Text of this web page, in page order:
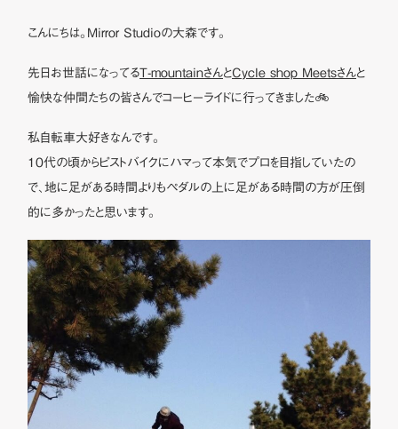
こんにちは。Mirror Studioの大森です。
先日お世話になってるT-mountainさんとCycle shop Meetsさんと
愉快な仲間たちの皆さんでコーヒーライドに行ってきました🚲
私自転車大好きなんです。
10代の頃からピストバイクにハマって本気でプロを目指していたの
で、地に足がある時間よりもペダルの上に足がある時間の方が圧倒
的に多かったと思います。